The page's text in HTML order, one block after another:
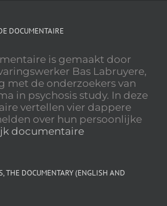
DOCUMENTAIRE
is gemaakt door
Bas Labruyere,
met de onderzoekers van
in psychosis study. In deze
vertellen vier dappere
over hun persoonlijke
documentaire
THE DOCUMENTARY (ENGLISH AND